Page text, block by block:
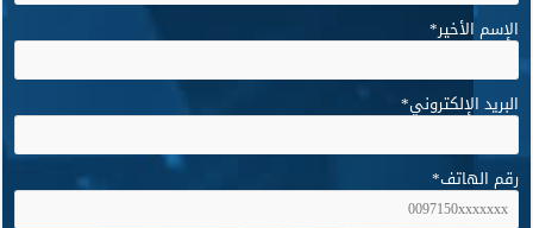
الإسم الأخير*
البريد الإلكتروني*
رقم الهاتف*